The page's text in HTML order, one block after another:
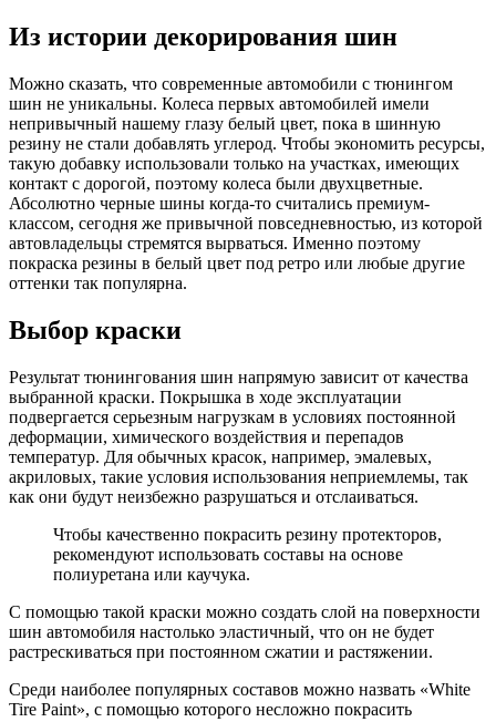
Из истории декорирования шин
Можно сказать, что современные автомобили с тюнингом
шин не уникальны. Колеса первых автомобилей имели
непривычный нашему глазу белый цвет, пока в шинную
резину не стали добавлять углерод. Чтобы экономить ресурсы,
такую добавку использовали только на участках, имеющих
контакт с дорогой, поэтому колеса были двухцветные.
Абсолютно черные шины когда-то считались премиум-
классом, сегодня же привычной повседневностью, из которой
автовладельцы стремятся вырваться. Именно поэтому
покраска резины в белый цвет под ретро или любые другие
оттенки так популярна.
Выбор краски
Результат тюнингования шин напрямую зависит от качества
выбранной краски. Покрышка в ходе эксплуатации
подвергается серьезным нагрузкам в условиях постоянной
деформации, химического воздействия и перепадов
температур. Для обычных красок, например, эмалевых,
акриловых, такие условия использования неприемлемы, так
как они будут неизбежно разрушаться и отслаиваться.
Чтобы качественно покрасить резину протекторов,
рекомендуют использовать составы на основе
полиуретана или каучука.
С помощью такой краски можно создать слой на поверхности
шин автомобиля настолько эластичный, что он не будет
растрескиваться при постоянном сжатии и растяжении.
Среди наиболее популярных составов можно назвать «White
Tire Paint», с помощью которого несложно покрасить